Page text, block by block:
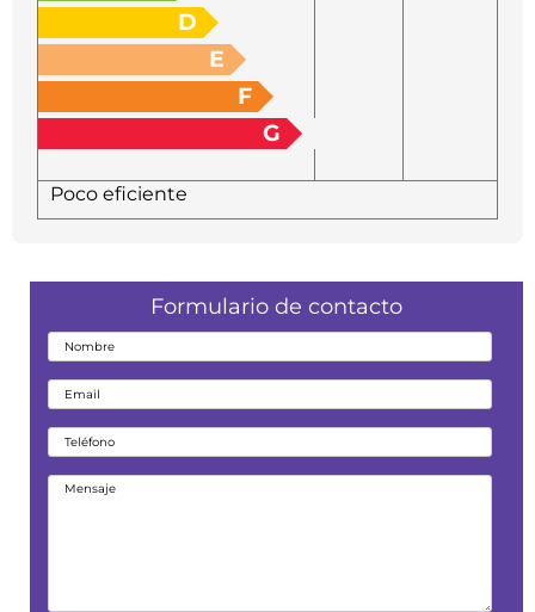
D
E
F
G
Poco eficiente
Formulario de contacto